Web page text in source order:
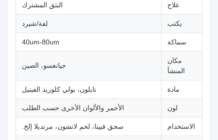
علاج البثق المشترك
يكتب لفة/شيرد
سماكة 40um-80um
مكان
المنشأ
جيانغسو، الصين
مادة نايلون، بولي كلوريد الفينيل
لون الأحمر والألوان الأخرى حسب الطلب
الاستخدام سجق فيينا، لحم لانشون، مرتديلا إلخ.